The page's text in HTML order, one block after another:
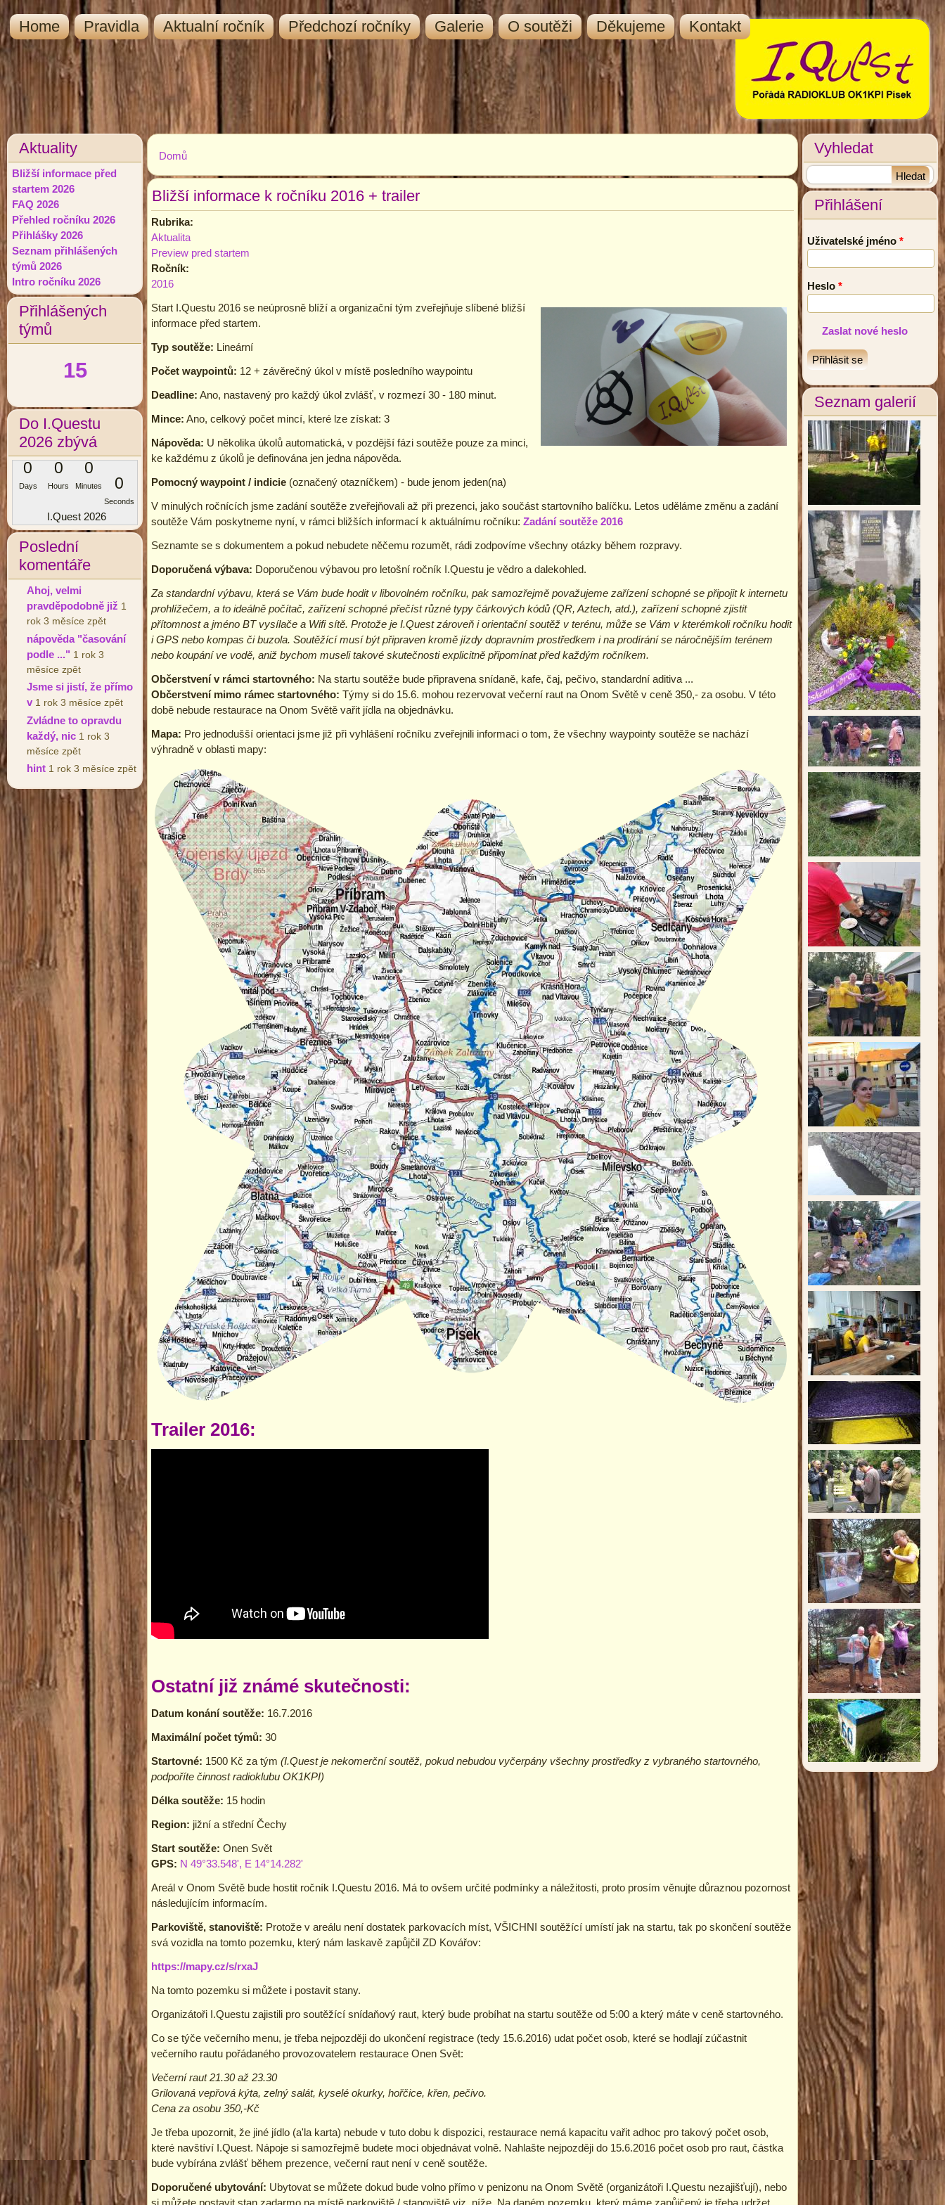
Home Pravidla Aktualní ročník Předchozí ročníky Galerie O soutěži Děkujeme Kontakt
Aktuality
Bližší informace před
startem 2026
FAQ 2026
Přehled ročníku 2026
Přihlášky 2026
Seznam přihlášených
týmů 2026
Intro ročníku 2026
Přihlášených
týmů
15
Do I.Questu
2026 zbývá
0
Days
0
Hours
0
Minutes 0
Seconds
I.Quest 2026
Poslední
komentáře
Ahoj, velmi
pravděpodobně již 1
rok 3 měsíce zpět
nápověda "časování
podle ..." 1 rok 3
měsíce zpět
Jsme si jistí, že přímo
v 1 rok 3 měsíce zpět
Zvládne to opravdu
každý, nic 1 rok 3
měsíce zpět
hint 1 rok 3 měsíce zpět
Jste zde
Domů
Bližší informace k ročníku 2016 + trailer
Rubrika:
Aktualita
Preview pred startem
Ročník:
2016
Start I.Questu 2016 se neúprosně blíží a organizační tým zveřejňuje slíbené bližší
informace před startem.
Typ soutěže: Lineární
Počet waypointů: 12 + závěrečný úkol v místě posledního waypointu
Deadline: Ano, nastavený pro každý úkol zvlášť, v rozmezí 30 - 180 minut.
Mince: Ano, celkový počet mincí, které lze získat: 3
Nápověda: U několika úkolů automatická, v pozdější fázi soutěže pouze za minci,
ke každému z úkolů je definována jen jedna nápověda.
Pomocný waypoint / indicie (označený otazníčkem) - bude jenom jeden(na)
V minulých ročnících jsme zadání soutěže zveřejňovali až při prezenci, jako součást startovního balíčku. Letos uděláme změnu a zadání
soutěže Vám poskytneme nyní, v rámci bližších informací k aktuálnímu ročníku: Zadání soutěže 2016
Seznamte se s dokumentem a pokud nebudete něčemu rozumět, rádi zodpovíme všechny otázky během rozpravy.
Doporučená výbava: Doporučenou výbavou pro letošní ročník I.Questu je vědro a dalekohled.
Za standardní výbavu, která se Vám bude hodit v libovolném ročníku, pak samozřejmě považujeme zařízení schopné se připojit k internetu
prohlížečem, a to ideálně počítač, zařízení schopné přečíst různé typy čárkových kódů (QR, Aztech, atd.), zařízení schopné zjistit
přítomnost a jméno BT vysílače a Wifi sítě. Protože je I.Quest zároveň i orientační soutěž v terénu, může se Vám v kterémkoli ročníku hodit
i GPS nebo kompas či buzola. Soutěžící musí být připraven kromě jízdy dopravním prostředkem i na prodírání se náročnějším terénem
nebo koupání ve vodě, aniž bychom museli takové skutečnosti explicitně připomínat před každým ročníkem.
Občerstvení v rámci startovného: Na startu soutěže bude připravena snídaně, kafe, čaj, pečivo, standardní aditiva ...
Občerstvení mimo rámec startovného: Týmy si do 15.6. mohou rezervovat večerní raut na Onom Světě v ceně 350,- za osobu. V této
době nebude restaurace na Onom Světě vařit jídla na objednávku.
Mapa: Pro jednodušší orientaci jsme již při vyhlášení ročníku zveřejnili informaci o tom, že všechny waypointy soutěže se nachází
výhradně v oblasti mapy:
Trailer 2016:
Ostatní již známé skutečnosti:
Datum konání soutěže: 16.7.2016
Maximální počet týmů: 30
Startovné: 1500 Kč za tým (I.Quest je nekomerční soutěž, pokud nebudou vyčerpány všechny prostředky z vybraného startovného,
podpoříte činnost radioklubu OK1KPI)
Délka soutěže: 15 hodin
Region: jižní a střední Čechy
Start soutěže: Onen Svět
GPS: N 49°33.548', E 14°14.282'
Areál v Onom Světě bude hostit ročník I.Questu 2016. Má to ovšem určité podmínky a náležitosti, proto prosím věnujte důraznou pozornost
následujícím informacím.
Parkoviště, stanoviště: Protože v areálu není dostatek parkovacích míst, VŠICHNI soutěžící umístí jak na startu, tak po skončení soutěže
svá vozidla na tomto pozemku, který nám laskavě zapůjčil ZD Kovářov:
https://mapy.cz/s/rxaJ
Na tomto pozemku si můžete i postavit stany.
Organizátoři I.Questu zajistili pro soutěžící snídaňový raut, který bude probíhat na startu soutěže od 5:00 a který máte v ceně startovného.
Co se týče večerního menu, je třeba nejpozději do ukončení registrace (tedy 15.6.2016) udat počet osob, které se hodlají zúčastnit
večerního rautu pořádaného provozovatelem restaurace Onen Svět:
Večerní raut 21.30 až 23.30
Grilovaná vepřová kýta, zelný salát, kyselé okurky, hořčice, křen, pečivo.
Cena za osobu 350,-Kč
Je třeba upozornit, že jiné jídlo (a'la karta) nebude v tuto dobu k dispozici, restaurace nemá kapacitu vařit adhoc pro takový počet osob,
které navštíví I.Quest. Nápoje si samozřejmě budete moci objednávat volně. Nahlašte nejpozději do 15.6.2016 počet osob pro raut, částka
bude vybírána zvlášť během prezence, večerní raut není v ceně soutěže.
Doporučené ubytování: Ubytovat se můžete dokud bude volno přímo v penizonu na Onom Světě (organizátoři I.Questu nezajišťují), nebo
si můžete postavit stan zadarmo na místě parkoviště / stanoviště viz. níže. Na daném pozemku, který máme zapůjčený je třeba udržet
Vyhledat
Přihlášení
Uživatelské jméno *
Heslo *
Zaslat nové heslo
Seznam galerií